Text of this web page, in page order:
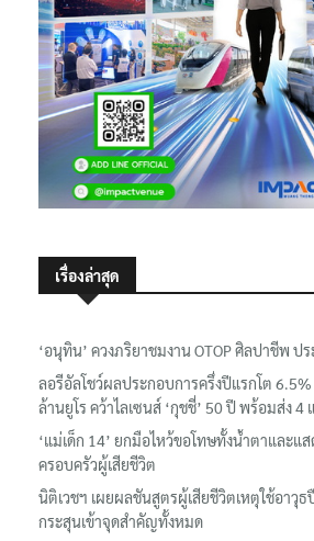
เรื่องล่าสุด
‘อนุทิน’ ควงภริยาชมงาน OTOP ศิลปาชีพ ป
ลอรีอัลโชว์ผลประกอบการครึ่งปีแรกโต
ล้านยูโร คว้าไลเซนส์ ‘กุชชี่’ 50 ปี พร้อมส่ง
‘แม่เด็ก 14’ ยกมือไหว้ขอโทษทั้งน้ำตาและแส
ครอบครัวผู้เสียชีวิต
นิติเวชฯ เผยผลชันสูตรผู้เสียชีวิตเหตุใช้อาวุธ
กระสุนเข้าจุดสำคัญทั้งหมด